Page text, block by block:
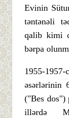
Evinin
təntənəli
qalib kimi
bərpa
1955-
əsərlərinin
("Bes dos")
illərdə